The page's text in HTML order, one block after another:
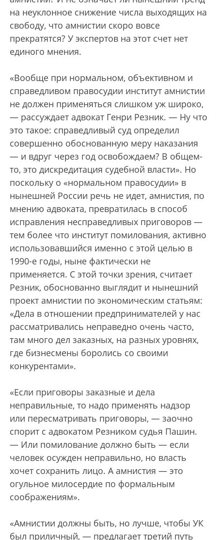
на неуклонное снижение числа выходящих на
свободу, что амнистии скоро вовсе
прекратятся? У экспертов на этот счет нет
единого мнения.
«Вообще при нормальном, объективном и
справедливом правосудии институт амнистии
не должен применяться слишком уж широко,
— рассуждает адвокат Генри Резник. — Ну что
это такое: справедливый суд определил
совершенно обоснованную меру наказания
— и вдруг через год освобождаем? В общем-
то, это дискредитация судебной власти». Но
поскольку о «нормальном правосудии» в
нынешней России речь не идет, амнистия, по
мнению адвоката, превратилась в способ
исправления несправедливых приговоров —
тем более что институт помилования, активно
использовавшийся именно с этой целью в
1990-е годы, ныне фактически не
применяется. С этой точки зрения, считает
Резник, обоснованно выглядит и нынешний
проект амнистии по экономическим статьям:
«Дела в отношении предпринимателей у нас
рассматривались неправедно очень часто,
там много дел заказных, на разных уровнях,
где бизнесмены боролись со своими
конкурентами».
«Если приговоры заказные и дела
неправильные, то надо применять надзор
или пересматривать приговоры, — заочно
спорит с адвокатом Резником судья Пашин.
— Или помилование должно быть — если
человек осужден неправильно, но власть
хочет сохранить лицо. А амнистия — это
огульное милосердие по формальным
соображениям».
«Амнистии должны быть, но лучше, чтобы УК
был приличный, — предлагает третий путь